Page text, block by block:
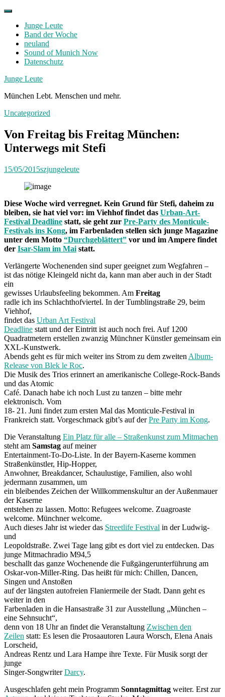
Skip
contentJunge Leute
Band der Woche
neuland
Sound of Munich Now
Datenschutz
Facebook
Twitter
Instagram
Junge Leute
München Lebt. Menschen und mehr.
Uncategorized
Von Freitag bis Freitag München:
Unterwegs mit Stefi
15/05/2015szjungeleute
Diese Woche wird verregnet. Kein Grund für Stefi, daheim zu
bleiben, sie hat viel vor: im Viehhof findet das Urban-Art-
Festival Deadline statt, sie geht zur Pre-Party des Monticule-
Festivals ins Kong, im Farbenladen stellen sich junge Magazine
unter dem Motto “Durchgeblättert” vor und im Ampere findet
der Isar-Slam im Mai statt.
Verlängerte Wochenenden sind super geeignet zum Wegfahren –
ist das nötige Kleingeld nicht da, kann man aber auch in der Stadt
ein
gewisses Urlaubsfeeling bekommen. Am Freitag
radle ich ins Schlachthofviertel. In der Tumblingstraße 29, beim
Viehhof,
findet das Urban Art Festival
Deadline statt und der Eintritt ist auch noch frei. Auf 1200
Quadratmetern erstellen zwanzig Münchner Künstler gemeinsam ein
XXL-Kunstwerk.
Abends geht es für mich weiter ins Strom zu dem zweiten Album-
Release von Blek le Roc.
Die Musik des Trios erinnert an amerikanische College-Rock-Bands
und das Atomic
Café. Danach habe ich noch Lust zu tanzen – bitte mehr
elektronisch. Vom
18- 21. Juni findet zum ersten Mal das Monticule-Festival in
Frankreich statt. Vorgeschmack gibt’s auf derPre Party im Kong.
Die Veranstaltung Ein Platz für alle – Straßenkunst zum Mitmachen
steht am Samstag auf meiner
Entertainment-To-Do-Liste. In der Bayern-Kaserne kommen
Straßenkünstler, Hip-Hopper,
Anwohner, Breakdancer, Schaulustige, Familien, also wohl
jedermann zusammen, um
ein bleibendes Zeichen der Willkommenskultur an der Außenmauer
der Kaserne
entstehen zu lassen. Motto: Refugees welcome. Zuagroaste
welcome. Münchner welcome.
Auch dieses Jahr ist wieder das Streetlife Festival in der Ludwig-
und
Leopoldstraße. Zwei Tage lang gibt es dort viel zu entdecken. Das
junge Mitmachradio M94,5
beschallt das ganze Wochenende die Fußgängerunterführung am
Oskar-von-Miller-Ring. Das heißt für mich: Chillen, Dancen,
Singen und Anstoßen
auf der längsten autofreien Flaniermeile der Stadt. Dann geht es
weiter in den
Farbenladen in die Hansastraße 31 zur Ausstellung „München –
eine Sehnsucht“,
denn von 18 Uhr an findet die Veranstaltung Zwischen den
Zeilen statt: Es lesen die Prosaautoren Laura Worsch, Elena Anais
Lorscheid,
Andreas Rentz und Lara Hampe ihre Texte. Für Musik sorgt der
junge
Singer-SongwriterDarcy.
Ausgeschlafen geht mein Programm Sonntagmittag weiter. Erst zur